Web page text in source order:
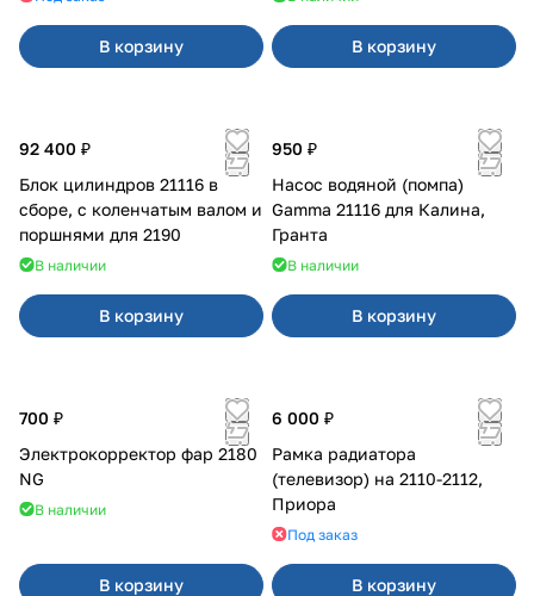
В корзину В корзину
92 400 ₽
Блок цилиндров 21116 в
сборе, с коленчатым валом и
поршнями для 2190
В наличии
В корзину
950 ₽
Насос водяной (помпа)
Gamma 21116 для Калина,
Гранта
В наличии
В корзину
700 ₽
Электрокорректор фар 2180
NG
В наличии
В корзину
6 000 ₽
Рамка радиатора
(телевизор) на 2110-2112,
Приора
Под заказ
В корзину